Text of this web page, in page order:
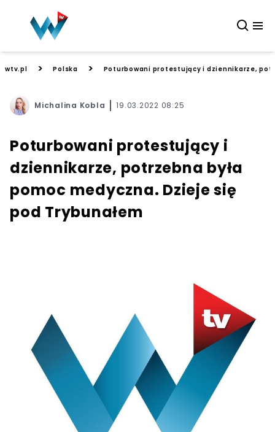
wtv.pl > Polska > Poturbowani protestujący i dziennikarze,
Michalina Kobla 19.03.2022 08:25
Poturbowani protestujący i
dziennikarze, potrzebna była
pomoc medyczna. Dzieje się
pod Trybunałem